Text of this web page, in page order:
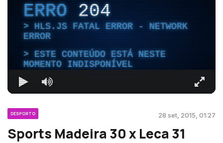
ERRO204
HLS.JS FATAL ERROR - NETWORK
ERROR
ESTE CONTEÚDO ESTÁ NESTE
MOMENTO INDISPONÍVEL
DESPORTO 28 set, 2015, 01:27
Sports Madeira 30 x Leca 31